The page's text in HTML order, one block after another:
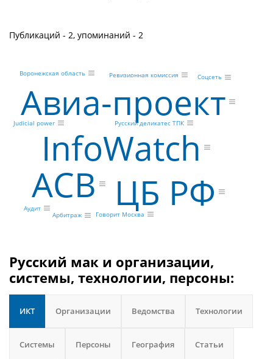
Публикаций - 2, упоминаний - 2
InfoWatch
Авиа-проект
АСВ ЦБ РФ
Русский деликатес ТПК
Judicial power
Соцсеть
Ревизионная комиссия
Воронежская область
Аудит
Арбитраж
Говорит Москва
Русский мак и организации,
системы, технологии, персоны:
ИКТ Организации Ведомства Технологии
Системы Персоны География Статьи